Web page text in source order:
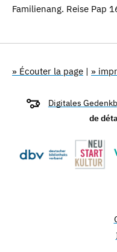
Familienang. Reise Pap
» Écouter la page | »
Digitales
de